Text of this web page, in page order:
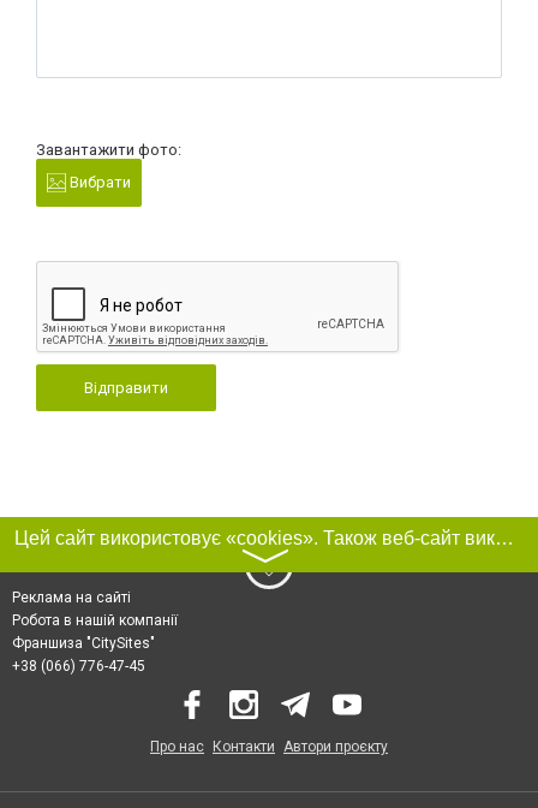
Завантажити фото:
Вибрати
Відправити
Цей сайт використовує «cookies». Також веб-сайт використовує інтернет-сервіс для збору технічних даних стосовно відвідувачів з метою отримання маркетингової та статистичної інформації. Умови обробки даних відвідувачів сайту див.
〉
Реклама на сайті
Робота в нашій компанії
Франшиза "CitySites"
+38 (066) 776-47-45
Про нас Контакти Автори проєкту